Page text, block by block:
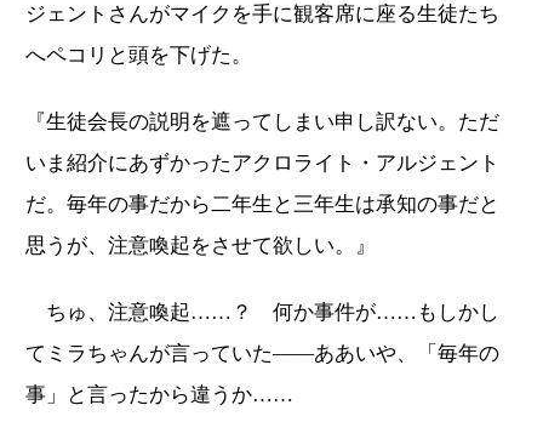
ジェントさんがマイクを手に観客席に座る生徒たち
へペコリと頭を下げた。
『生徒会長の説明を遮ってしまい申し訳ない。ただ
いま紹介にあずかったアクロライト・アルジェント
だ。毎年の事だから二年生と三年生は承知の事だと
思うが、注意喚起をさせて欲しい。』
ちゅ、注意喚起……？ 何か事件が……もしかし
てミラちゃんが言っていた――ああいや、「毎年の
事」と言ったから違うか……